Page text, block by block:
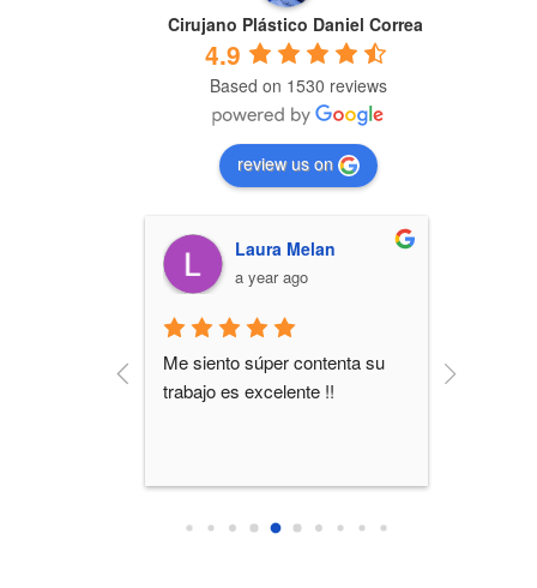
Cirujano Plástico Daniel Correa
4.9
Based on 1530 reviews
review us on
Laura Melan
a year ago
Me siento súper contenta su
trabajo es excelente !!